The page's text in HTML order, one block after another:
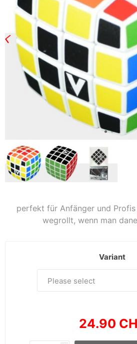
perfekt für Anfänger und
wegrollt, wenn man
Variant
24.90